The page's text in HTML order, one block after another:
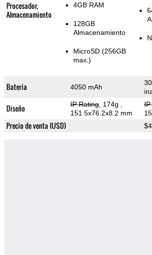
Procesador,
Almacenamiento
4GB RAM
128GB
Almacenamiento
MicroSD (256GB
max.)
Bateria 4050 mAh
Diseño IP Rating, 174g
151.5x76.2x8.2 mm
IP
Precio de venta (USD)